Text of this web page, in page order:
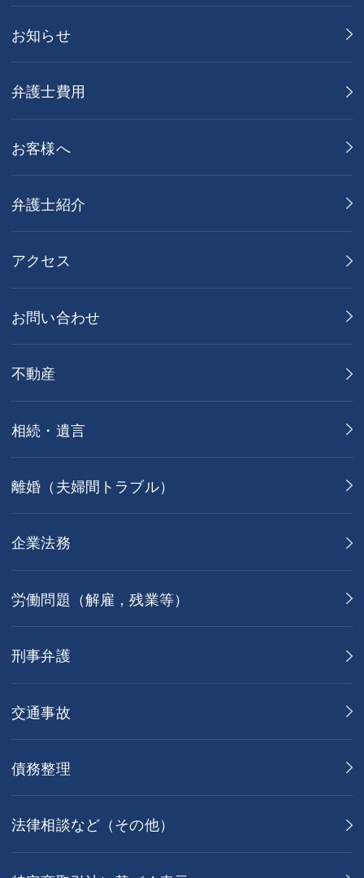
お知らせ
弁護士費用
お客様へ
弁護士紹介
アクセス
お問い合わせ
不動産
相続・遺言
離婚（夫婦間トラブル）
企業法務
労働問題（解雇，残業等）
刑事弁護
交通事故
債務整理
法律相談など（その他）